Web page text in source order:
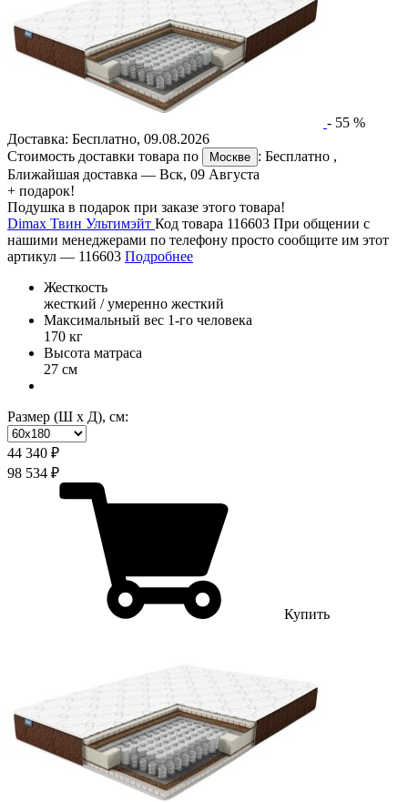
- 55 %
Доставка: Бесплатно, 09.08.2026
Стоимость доставки товара по
Москве : Бесплатно ,
Ближайшая доставка — Вск, 09 Августа
+ подарок!
Подушка в подарок при заказе этого товара!
Dimax Твин Ультимэйт Код товара 116603 При общении с
нашими менеджерами по телефону просто сообщите им этот
артикул — 116603 Подробнее
Жесткость
жесткий / умеренно жесткий
Максимальный вес 1-го человека
170 кг
Высота матраса
27 см
Размер (Ш х Д), см:
44 340 ₽
98 534 ₽
Купить